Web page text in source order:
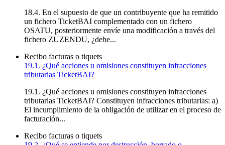
18.4. En el supuesto de que un contribuyente que ha remitido
un fichero TicketBAI complementado con un fichero
OSATU, posteriormente envíe una modificación a través del
fichero ZUZENDU, ¿debe...
Recibo facturas o tiquets
19.1. ¿Qué acciones u omisiones constituyen infracciones
tributarias TicketBAI?
19.1. ¿Qué acciones u omisiones constituyen infracciones
tributarias TicketBAI? Constituyen infracciones tributarias: a)
El incumplimiento de la obligación de utilizar en el proceso de
facturación...
Recibo facturas o tiquets